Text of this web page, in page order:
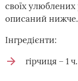
своїх улюблених
описаний нижче.
Інгредієнти:
гірчиця – 1